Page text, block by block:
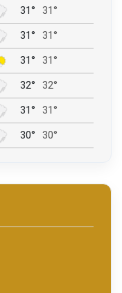
31° 31°
31° 31°
31° 31°
32° 32°
31° 31°
30° 30°